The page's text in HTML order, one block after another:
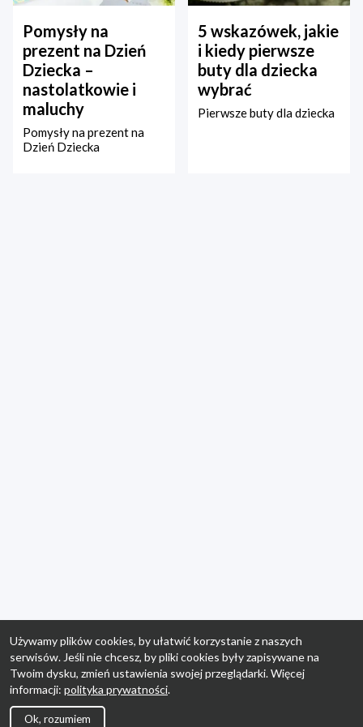
Pomysły na
prezent na Dzień
Dziecka –
nastolatkowie i
maluchy
Pomysły na prezent na
Dzień Dziecka
5 wskazówek, jakie
i kiedy pierwsze
buty dla dziecka
wybrać
Pierwsze buty dla dziecka
Używamy plików cookies, by ułatwić korzystanie z naszych
serwisów. Jeśli nie chcesz, by pliki cookies były zapisywane na
Twoim dysku, zmień ustawienia swojej przeglądarki. Więcej
informacji: polityka prywatności.
Ok, rozumiem